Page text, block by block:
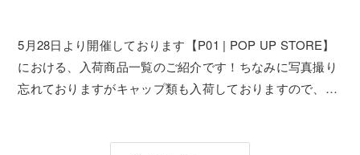
5月28日より開催しております【P01 | POP UP STORE】
における、入荷商品一覧のご紹介です！ちなみに写真撮り
忘れておりますがキャップ類も入荷しておりますので、そ